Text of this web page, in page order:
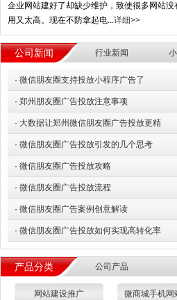
企业网站建好了却缺少维护，致使很多网站
用又太高。现在不防拿起电...详细>>
公司新闻 行业新闻
· 微信朋友圈支持投放小程序广告了
· 郑州朋友圈广告投放注意事项
· 大数据让郑州微信朋友圈广告投放更精
· 微信朋友圈广告投放引发的几个思考
· 微信朋友圈广告投放攻略
· 微信朋友圈广告投放流程
· 微信朋友圈广告案例创意解读
· 微信朋友圈广告投放如何实现高转化率
产品分类 公司产品
网站建设推广 微商城手机网